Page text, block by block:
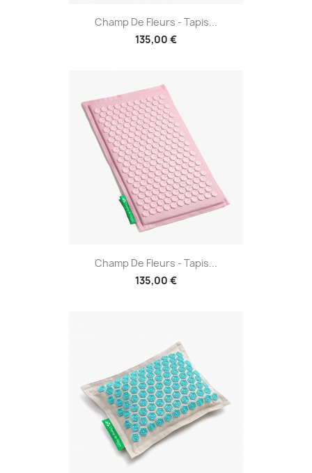
Champ De Fleurs - Tapis...
135,00 €
Champ De Fleurs - Tapis...
135,00 €